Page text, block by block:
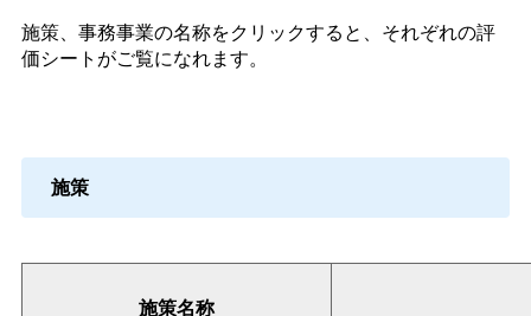
施策、事務事業の名称をクリックすると、それぞれの評
価シートがご覧になれます。
施策
施策名称